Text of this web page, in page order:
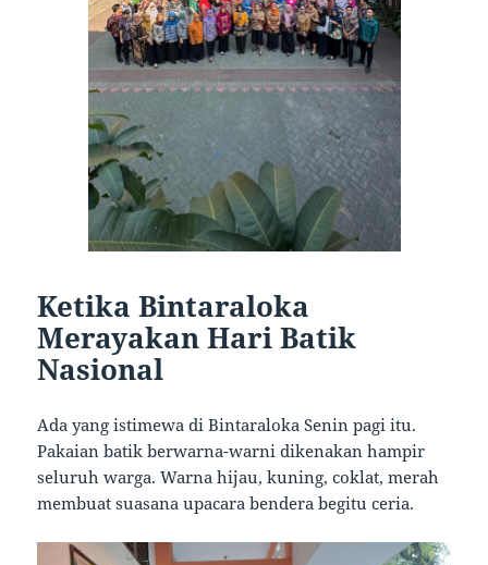
Ketika Bintaraloka
Merayakan Hari Batik
Nasional
Ada yang istimewa di Bintaraloka Senin pagi itu.
Pakaian batik berwarna-warni dikenakan hampir
seluruh warga. Warna hijau, kuning, coklat, merah
membuat suasana upacara bendera begitu ceria.